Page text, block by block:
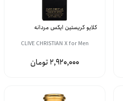
کلایو کریستین ایکس مردانه
CLIVE CHRISTIAN X for Men
2,920,000